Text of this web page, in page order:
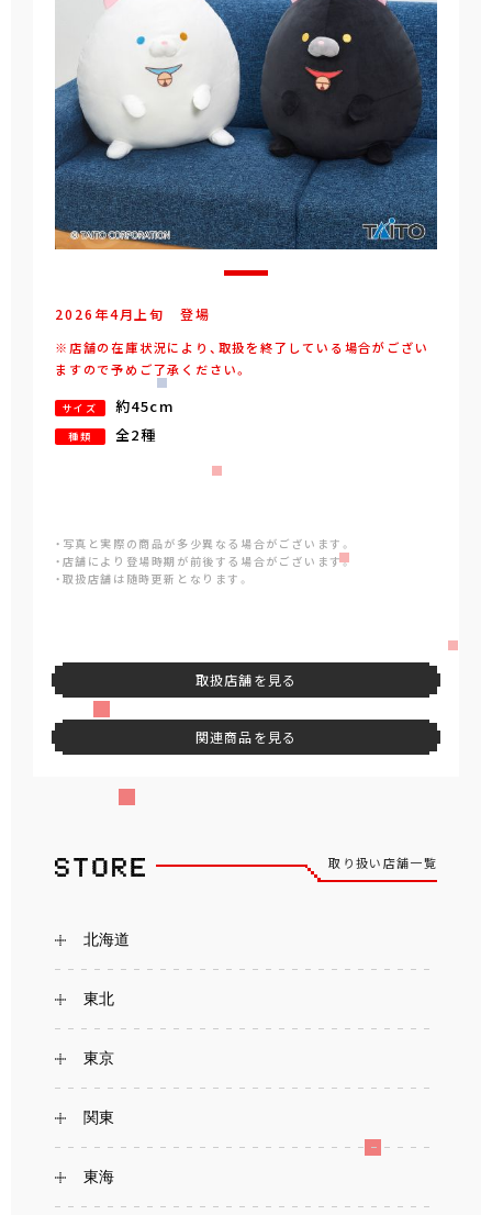
2026年4月 上旬 登場
※店舗の在庫状況により、取扱を終了している場合がござい
ますので予めご了承ください。
サイズ 約45cm
種類 全2種
・写真と実際の商品が多少異なる場合がございます。
・店舗により登場時期が前後する場合がございます。
・取扱店舗は随時更新となります。
取扱店舗を見る
関連商品を見る
取り扱い店舗一覧
北海道
東北
東京
関東
東海